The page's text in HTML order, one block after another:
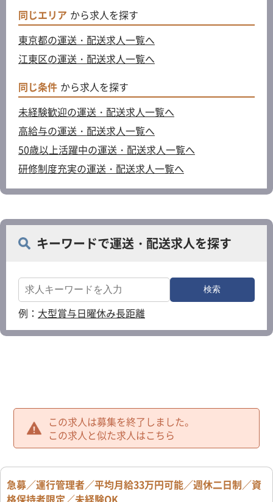
同じエリア から求人を探す
東京都の運送・配送求人一覧へ
江東区の運送・配送求人一覧へ
同じ条件 から求人を探す
未経験歓迎の運送・配送求人一覧へ
高給与の運送・配送求人一覧へ
50歳以上活躍中の運送・配送求人一覧へ
研修制度充実の運送・配送求人一覧へ
キーワードで運送・配送求人を探す
例： 大型賞与日曜休み長距離
この求人は募集を終了しました。
この求人と似た求人はこちら
急募／運行管理者／平均月給33万円可能／週休二日制／資